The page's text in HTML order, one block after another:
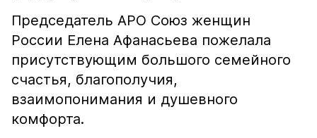
Председатель АРО Союз женщин
России Елена Афанасьева пожелала
присутствующим большого семейного
счастья, благополучия,
взаимопонимания и душевного
комфорта.